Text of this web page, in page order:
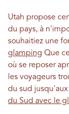
Utah propose
du pays, à
souhaitiez une
glamping Que
où se reposer
les voyageurs
du sud jusqu'aux
du Sud avec le